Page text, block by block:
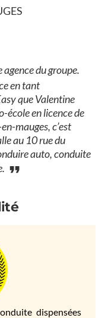
du groupe.
en tant
que Valentine
école en licence de
mauges, c’est
au 10 rue du
auto, conduite
dispensées